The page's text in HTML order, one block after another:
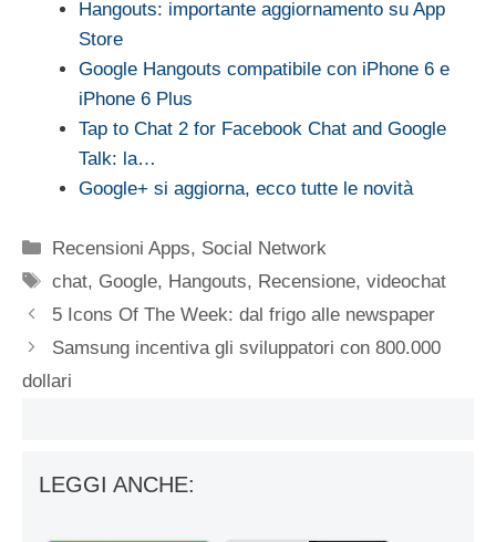
Hangouts: importante aggiornamento su App
Store
Google Hangouts compatibile con iPhone 6 e
iPhone 6 Plus
Tap to Chat 2 for Facebook Chat and Google
Talk: la…
Google+ si aggiorna, ecco tutte le novità
Categorie
Recensioni Apps, Social Network
Tag
chat, Google, Hangouts, Recensione,videochat
5 Icons Of The Week: dal frigo alle newspaper
Samsung incentiva gli sviluppatori con 800.000
dollari
LEGGI ANCHE: